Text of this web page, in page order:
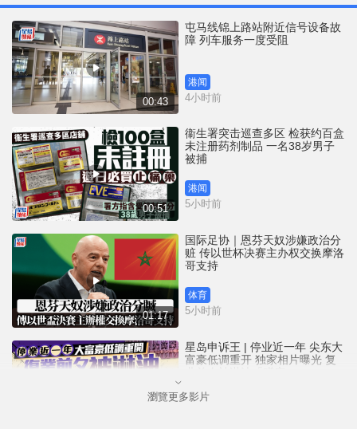
00:43
屯马线锦上路站附近信号设备故
障 列车服务一度受阻
港闻
4小时前
00:51
衞生署突击巡查多区 检获约百盒
未注册药剂制品 一名38岁男子
被捕
港闻
5小时前
01:17
国际足协｜恩芬天奴涉嫌政治分
赃 传以世杯决赛主办权交换摩洛
哥支持
体育
5小时前
星岛申诉王 | 停业近一年 尖东大
富豪低调重开 独家相片曝光 复
港闻
瀏覽更多影片